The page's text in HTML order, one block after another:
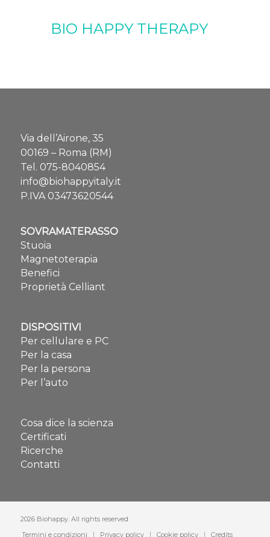
BIO HAPPY THERAPY
Via dell’Airone, 35
00169 – Roma (RM)
Tel. 075-8040854
info@biohappyitaly.it
P.IVA 03473620544
SOVRAMATERASSO
Stuoia
Magnetoterapia
Benefici
Proprietà Celliant
DISPOSITIVI
Per cellulare e PC
Per la casa
Per la persona
Per l’auto
Cosa dice la scienza
Certificati
Ricerche
Contatti
2026 Biohappy. All rights reserved
Termini e condizioni
Privacy policy Cookie policy Credits